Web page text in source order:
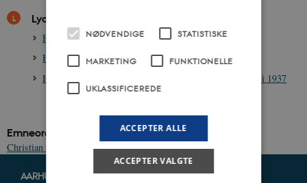
Lydklip
HØR: Christian 10.s Jubilæumsmarch i 1937
HØR: Christian 10.s Festmarch i 1937
HØR: Christian 10. taler ved sit 25-års regentjubilæum i 1937
Emneord
Christian 10. Kernestof national identitet Lydklip - kongelige
AARHUS UNIVERSITET
NØDVENDIGE STATISTISKE
MARKETING FUNKTIONELLE
UKLASSIFICEREDE
ACCEPTER ALLE
ACCEPTER VALGTE